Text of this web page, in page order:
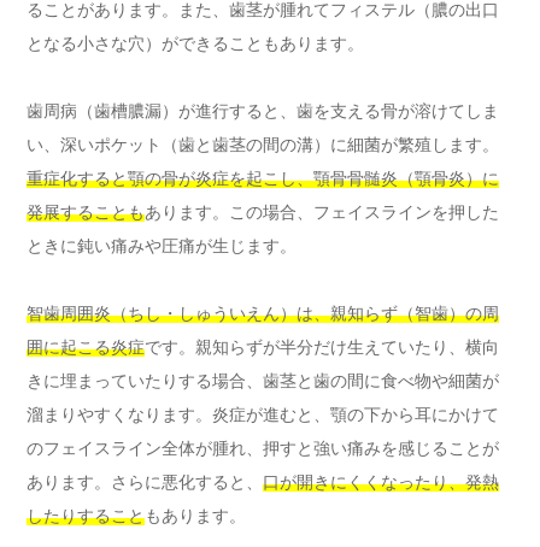
ることがあります。また、歯茎が腫れてフィステル（膿の出口
となる小さな穴）ができることもあります。
歯周病（歯槽膿漏）が進行すると、歯を支える骨が溶けてしま
い、深いポケット（歯と歯茎の間の溝）に細菌が繁殖します。
重症化すると顎の骨が炎症を起こし、顎骨骨髄炎（顎骨炎）に
発展することもあります。この場合、フェイスラインを押した
ときに鈍い痛みや圧痛が生じます。
智歯周囲炎（ちし・しゅういえん）は、親知らず（智歯）の周
囲に起こる炎症です。親知らずが半分だけ生えていたり、横向
きに埋まっていたりする場合、歯茎と歯の間に食べ物や細菌が
溜まりやすくなります。炎症が進むと、顎の下から耳にかけて
のフェイスライン全体が腫れ、押すと強い痛みを感じることが
あります。さらに悪化すると、 口が開きにくくなったり、発熱
したりすることもあります。